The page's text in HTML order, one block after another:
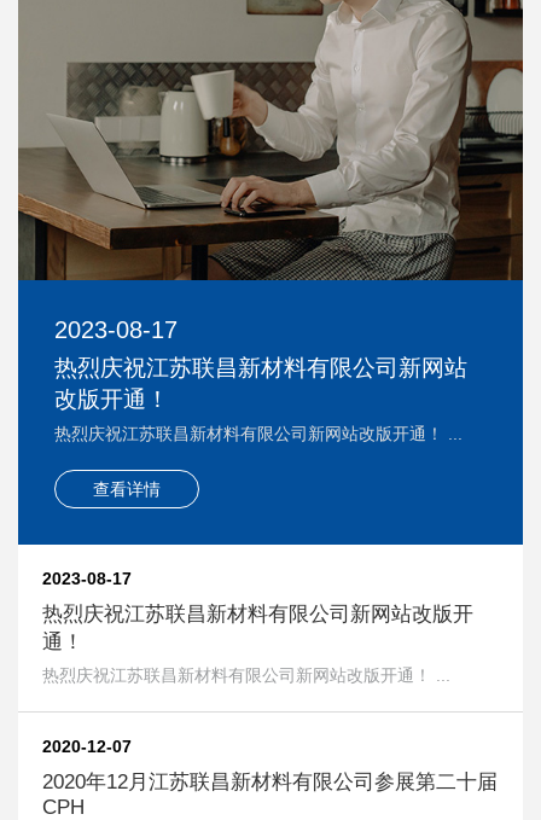
2023-08-17
热烈庆祝江苏联昌新材料有限公司新网站
改版开通！
热烈庆祝江苏联昌新材料有限公司新网站改版开通！ ...
查看详情
2023-08-17
热烈庆祝江苏联昌新材料有限公司新网站改版开
通！
热烈庆祝江苏联昌新材料有限公司新网站改版开通！ ...
2020-12-07
2020年12月江苏联昌新材料有限公司参展第二十届
CPH